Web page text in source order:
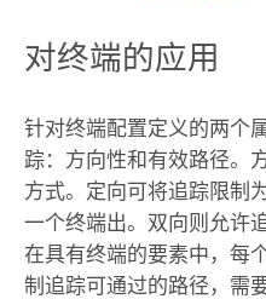
对终端的应用
针对终端配置定义的两个
踪：方向性和有效路径。
方式。定向可将追踪限制
一个终端出。双向则允许
在具有终端的要素中，每
制追踪可通过的路径，需